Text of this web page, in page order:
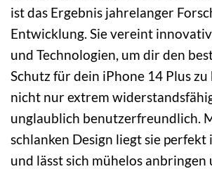
ist das Ergebnis jahrelanger
Entwicklung. Sie vereint
und Technologien, um dir den
Schutz für dein iPhone 14 Plus zu
nicht nur extrem
unglaublich benutzerfreundlich.
schlanken Design liegt sie perfekt
und lässt sich mühelos